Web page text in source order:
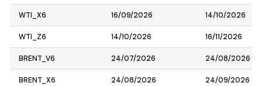
WTI_X6 16/09/2026 14/10/2026
WTI_Z6 14/10/2026 16/11/2026
BRENT_V6 24/07/2026 24/08/2026
BRENT_X6 24/08/2026 24/09/2026